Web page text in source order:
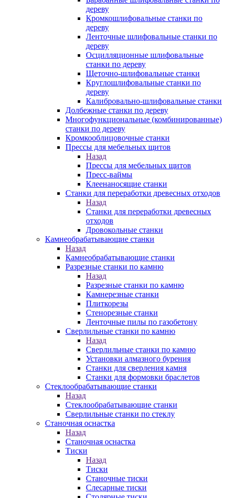
дереву
Кромкошлифовальные станки по
дереву
Ленточные шлифовальные станки по
дереву
Осцилляционные шлифовальные
станки по дереву
Щеточно-шлифовальные станки
Круглошлифовальные станки по
дереву
Калибровально-шлифовальные станки
Долбежные станки по дереву
Многофункциональные (комбинированные)
станки по дереву
Кромкооблицовочные станки
Прессы для мебельных щитов
Назад
Прессы для мебельных щитов
Пресс-ваймы
Клеенаносящие станки
Станки для переработки древесных отходов
Назад
Станки для переработки древесных
отходов
Дровокольные станки
Камнеобрабатывающие станки
Назад
Камнеобрабатывающие станки
Разрезные станки по камню
Назад
Разрезные станки по камню
Камнерезные станки
Плиткорезы
Стенорезные станки
Ленточные пилы по газобетону
Сверлильные станки по камню
Назад
Сверлильные станки по камню
Установки алмазного бурения
Станки для сверления камня
Станки для формовки браслетов
Стеклообрабатывающие станки
Назад
Стеклообрабатывающие станки
Сверлильные станки по стеклу
Станочная оснастка
Назад
Станочная оснастка
Тиски
Назад
Тиски
Станочные тиски
Слесарные тиски